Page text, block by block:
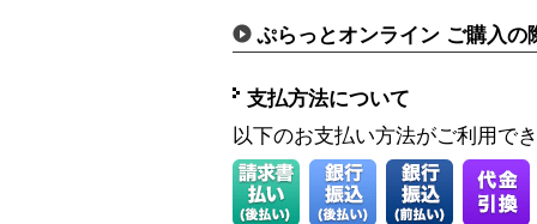
ぷらっとオンライン ご購入の
支払方法について
以下のお支払い方法がご利用で